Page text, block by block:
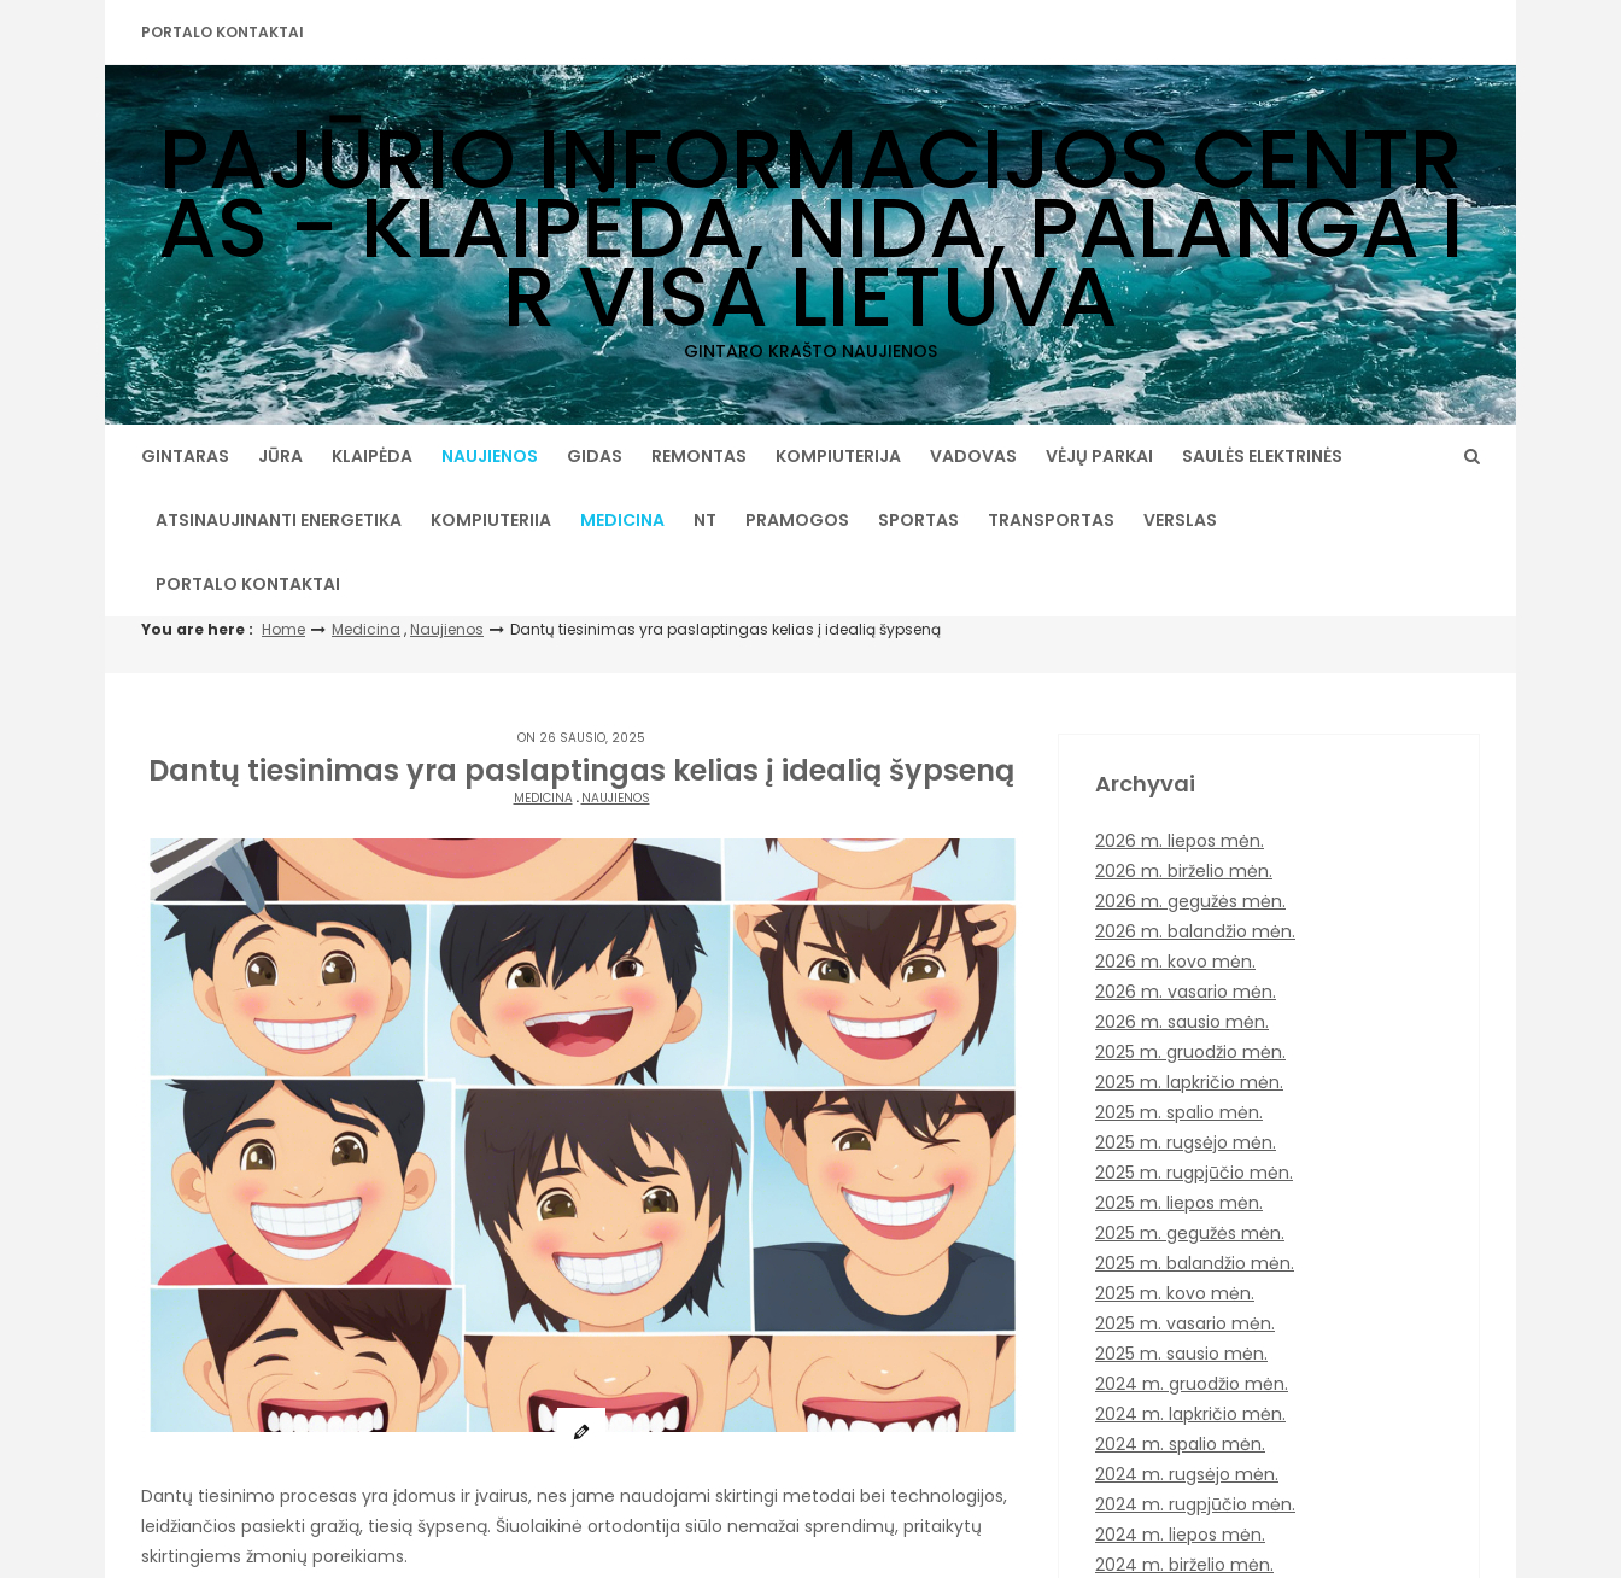
PORTALO KONTAKTAI
PAJŪRIO INFORMACIJOS CENTR
AS - KLAIPĖDA, NIDA, PALANGA I
R VISA LIETUVA
GINTARO KRAŠTO NAUJIENOS
GINTARAS JŪRA KLAIPĖDA NAUJIENOS GIDAS REMONTAS KOMPIUTERIJA VADOVAS VĖJŲ PARKAI SAULĖS ELEKTRINĖS
ATSINAUJINANTI ENERGETIKA KOMPIUTERIIA MEDICINA NT PRAMOGOS SPORTAS TRANSPORTAS VERSLAS
PORTALO KONTAKTAI
You are here : Home Medicina , Naujienos Dantų tiesinimas yra paslaptingas kelias į idealią šypseną
ON 26 SAUSIO, 2025
Dantų tiesinimas yra paslaptingas kelias į idealią šypseną
MEDICINA. NAUJIENOS
Dantų tiesinimo procesas yra įdomus ir įvairus, nes jame naudojami skirtingi metodai bei technologijos,
leidžiančios pasiekti gražią, tiesią šypseną. Šiuolaikinė ortodontija siūlo nemažai sprendimų, pritaikytų
skirtingiems žmonių poreikiams.
Archyvai
2026 m. liepos mėn.
2026 m. birželio mėn.
2026 m. gegužės mėn.
2026 m. balandžio mėn.
2026 m. kovo mėn.
2026 m. vasario mėn.
2026 m. sausio mėn.
2025 m. gruodžio mėn.
2025 m. lapkričio mėn.
2025 m. spalio mėn.
2025 m. rugsėjo mėn.
2025 m. rugpjūčio mėn.
2025 m. liepos mėn.
2025 m. gegužės mėn.
2025 m. balandžio mėn.
2025 m. kovo mėn.
2025 m. vasario mėn.
2025 m. sausio mėn.
2024 m. gruodžio mėn.
2024 m. lapkričio mėn.
2024 m. spalio mėn.
2024 m. rugsėjo mėn.
2024 m. rugpjūčio mėn.
2024 m. liepos mėn.
2024 m. birželio mėn.